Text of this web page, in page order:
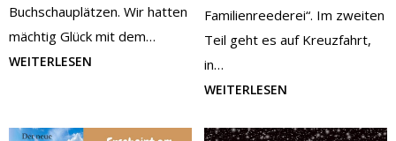
Buchschauplätzen. Wir hatten
mächtig Glück mit dem…
WEITERLESEN
Familienreederei“. Im zweiten
Teil geht es auf Kreuzfahrt,
in…
WEITERLESEN